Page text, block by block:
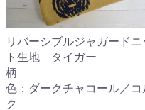
リバーシブルジャガードニ
ト生地 タイガー
色：ダークチャコール／コ
ク